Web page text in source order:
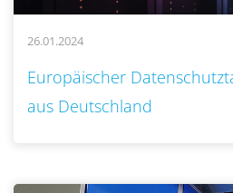
26.01.2024
Europäischer
aus Deutschland